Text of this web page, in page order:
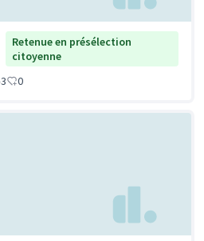
Retenue en présélection
citoyenne
3 0